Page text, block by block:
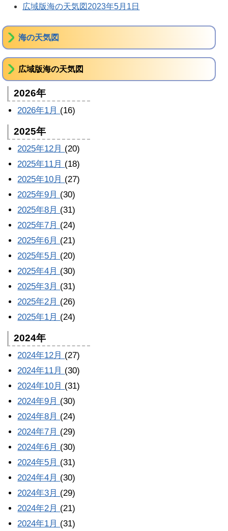
広域版海の天気図2023年5月1日
海の天気図
広域版海の天気図
2026年
2026年1月 (16)
2025年
2025年12月 (20)
2025年11月 (18)
2025年10月 (27)
2025年9月 (30)
2025年8月 (31)
2025年7月 (24)
2025年6月 (21)
2025年5月 (20)
2025年4月 (30)
2025年3月 (31)
2025年2月 (26)
2025年1月 (24)
2024年
2024年12月 (27)
2024年11月 (30)
2024年10月 (31)
2024年9月 (30)
2024年8月 (24)
2024年7月 (29)
2024年6月 (30)
2024年5月 (31)
2024年4月 (30)
2024年3月 (29)
2024年2月 (21)
2024年1月 (31)